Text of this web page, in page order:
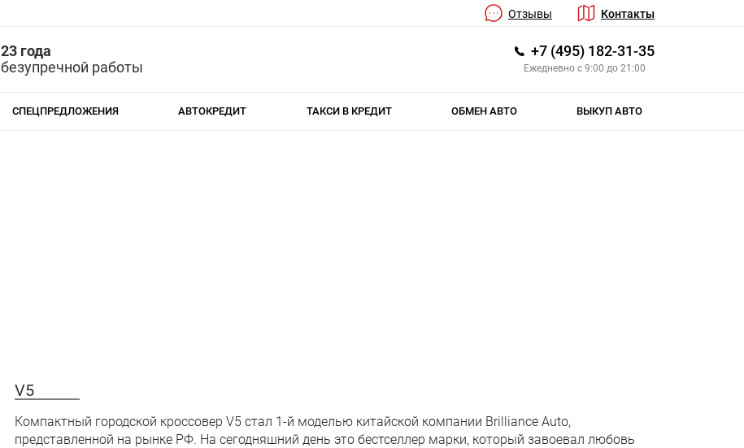
Отзывы Контакты
23 года
безупречной работы
+7 (495) 182-31-35
Ежедневно с 9:00 до 21:00
СПЕЦПРЕДЛОЖЕНИЯ АВТОКРЕДИТ ТАКСИ В КРЕДИТ ОБМЕН АВТО ВЫКУП АВТО
V5
Компактный городской кроссовер V5 стал 1-й моделью китайской компании Brilliance Auto,
представленной на рынке РФ. На сегодняшний день это бестселлер марки, который завоевал любовь